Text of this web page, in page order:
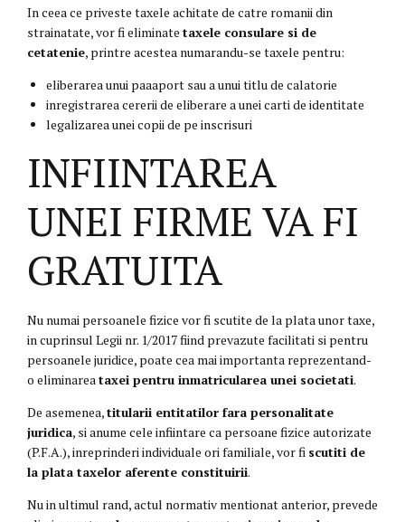
In ceea ce priveste taxele achitate de catre romanii din
strainatate, vor fi eliminate taxele consulare si de
cetatenie, printre acestea numarandu-se taxele pentru:
eliberarea unui paaaport sau a unui titlu de calatorie
inregistrarea cererii de eliberare a unei carti de identitate
legalizarea unei copii de pe inscrisuri
INFIINTAREA
UNEI FIRME VA FI
GRATUITA
Nu numai persoanele fizice vor fi scutite de la plata unor taxe,
in cuprinsul Legii nr. 1/2017 fiind prevazute facilitati si pentru
persoanele juridice, poate cea mai importanta reprezentand-
o eliminareataxei pentru inmatricularea unei societati.
De asemenea,titularii entitatilor fara personalitate
juridica, si anume cele infiintare ca persoane fizice autorizate
(P.F.A.), inreprinderi individuale ori familiale, vor fi scutiti de
la plata taxelor aferente constituirii.
Nu in ultimul rand, actul normativ mentionat anterior, prevede